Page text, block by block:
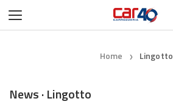
Home ❯ Lingotto
News · Lingotto